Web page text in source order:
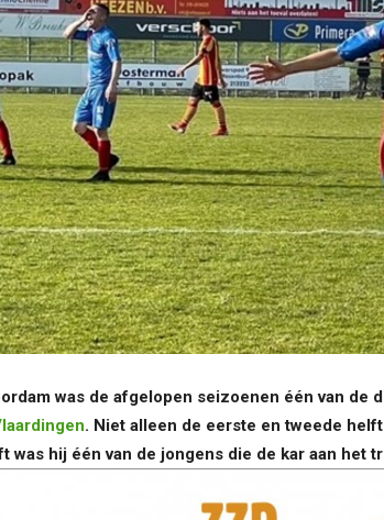
was de afgelopen seizoenen één van de
. Niet alleen de eerste en tweede
was hij één van de jongens die de kar aan het